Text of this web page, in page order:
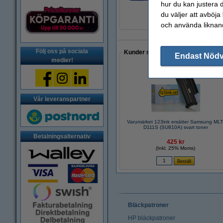
Följ oss på sociala
medier!
Vår leveranspartner
Betalningsalternativ
29 kr
Kunder som gjort ett liknande köp
Varumärket 123ink ersätter Samsung
D111S (SU810A) svart toner
425 kr
(Inkl. 25% Moms)
Bläckpatroner
HP bläckpatroner
hur du kan justera
du väljer att avböja
och använda
Endast